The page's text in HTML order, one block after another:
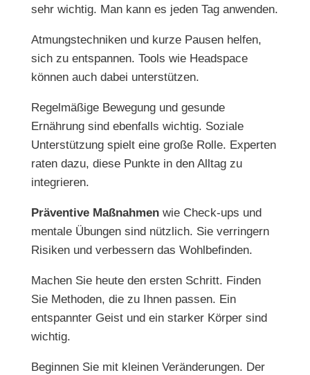
sehr wichtig. Man kann es jeden Tag anwenden.
Atmungstechniken und kurze Pausen helfen,
sich zu entspannen. Tools wie Headspace
können auch dabei unterstützen.
Regelmäßige Bewegung und gesunde
Ernährung sind ebenfalls wichtig. Soziale
Unterstützung spielt eine große Rolle. Experten
raten dazu, diese Punkte in den Alltag zu
integrieren.
Präventive Maßnahmenwie Check-ups und
mentale Übungen sind nützlich. Sie verringern
Risiken und verbessern das Wohlbefinden.
Machen Sie heute den ersten Schritt. Finden
Sie Methoden, die zu Ihnen passen. Ein
entspannter Geist und ein starker Körper sind
wichtig.
Beginnen Sie mit kleinen Veränderungen. Der